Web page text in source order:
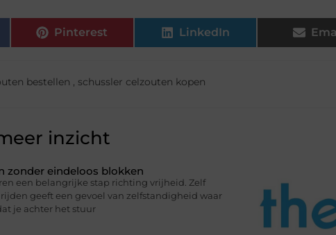
Pinterest LinkedIn
bestellen , schussler celzouten kopen
inzicht
zonder eindeloos blokken
een belangrijke stap richting vrijheid. Zelf
geeft een gevoel van zelfstandigheid waar
je achter het stuur